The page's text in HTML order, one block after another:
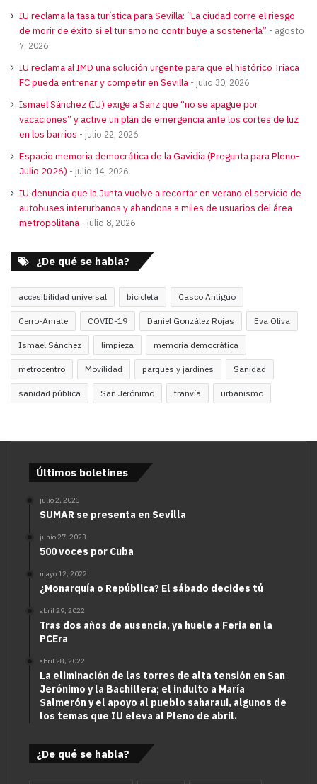
IU reclama la tasa turística para Sevilla: “La ciudad corre el riesgo
de morir de éxito si el turismo no contribuye a sostenerla”
agosto
7, 2026
IU reclama al IMD una solución urgente para que el histórico Triaca
FC pueda entrenar y competir en Sevilla
julio 30, 2026
Ismael Sánchez (IU) exige a Sanz que “no se apague por
vacaciones” y active un plan de emergencia ante los cortes de luz
en los barrios
julio 22, 2026
Espacio memoria democrática de la Gavidia (Pregunta para Pleno-
Julio 2026)
julio 14, 2026
IU denuncia que la Junta vuelve a recortar en verano el servicio de
autobuses interurbanos y abandona a miles de usuarios del área
metropolitana
julio 8, 2026
¿De qué se habla?
accesibilidad universal bicicleta Casco Antiguo
Cerro-Amate COVID-19 Daniel González Rojas Eva Oliva
Ismael Sánchez limpieza memoria democrática
metrocentro Movilidad parques y jardines Sanidad
sanidad pública San Jerónimo tranvía urbanismo
Últimos boletines
julio 2, 2023
SUMAR se presenta en Sevilla
junio 27, 2023
500 voces por Cuba
mayo 12, 2022
¿Monarquía o República? El sábado decides tú
abril 29, 2022
Tras dos años de ausencia, ya huele a Feria en la
PCEra
abril 28, 2022
La eliminación de las torres de alta tensión en San
Jerónimo y la Bachillera; el indulto a María
Salmerón y el apoyo al pueblo saharaui, algunos de
los temas que IU eleva al Pleno de abril.
¿De qué se habla?